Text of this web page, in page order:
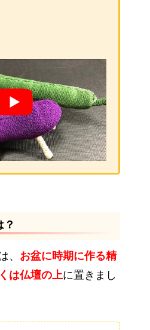
？
、 お盆に時期に作る精
は仏壇の上に置きまし